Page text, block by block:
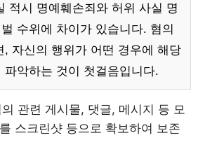
적시 명예훼손죄와 허위 사실 명
수위에 차이가 있습니다. 혐의
, 자신의 행위가 어떤 경우에 해당
파악하는 것이 첫걸음입니다.
의 관련 게시물, 댓글, 메시지 등 모
스크린샷 등으로 확보하여 보존